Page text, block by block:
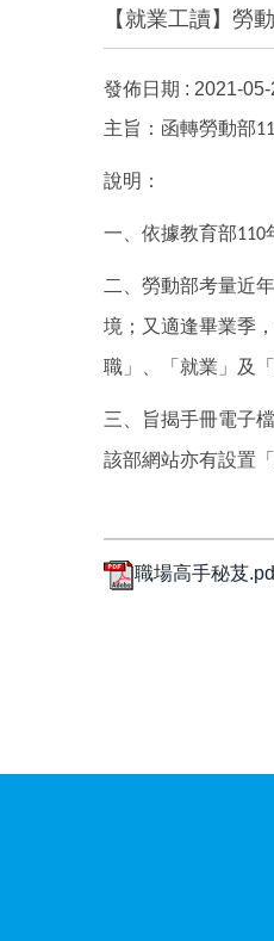
【就業工讀】勞
發佈日期 : 2021-05-
主旨：函轉勞動部
說明：
一、依據教育部110
二、勞動部考量近
境；又適逢畢業季
職」、「就業」及
三、旨揭手冊電子
該部網站亦有設置
職場高手秘芨